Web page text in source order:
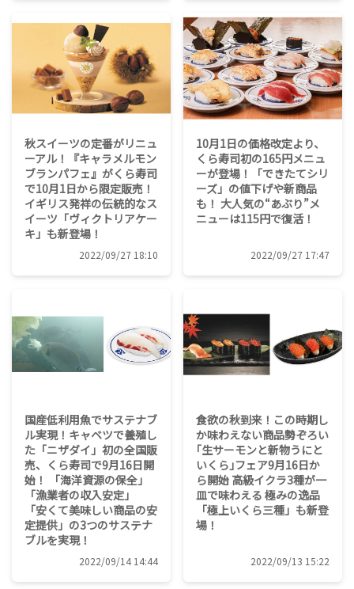
秋スイーツの定番がリニュ
ーアル！『キャラメルモン
ブランパフェ』がくら寿司
で10月1日から限定販売！
イギリス発祥の伝統的なス
イーツ「ヴィクトリアケー
キ」も新登場！
2022/09/27 18:10
10月1日の価格改定より、
くら寿司初の165円メニュ
ーが登場！「できたてシリ
ーズ」の値下げや新商品
も！ 大人気の“あぶり”メ
ニューは115円で復活！
2022/09/27 17:47
国産低利用魚でサステナブ
ル実現！キャベツで養殖し
た「ニザダイ」初の全国販
売、くら寿司で9月16日開
始！ 「海洋資源の保全」
「漁業者の収入安定」
「安くて美味しい商品の安
定提供」の3つのサステナ
ブルを実現！
2022/09/14 14:44
食欲の秋到来！この時期し
か味わえない商品勢ぞろい
｢生サーモンと新物うにと
いくら｣フェア9月16日か
ら開始 高級イクラ3種が一
皿で味わえる 極みの逸品
「極上いくら三種」も新登
場！
2022/09/13 15:22